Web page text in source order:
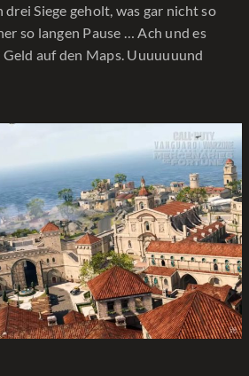
Siege geholt, was gar nicht so
so langen Pause … Ach und es
auf den Maps. Uuuuuuund